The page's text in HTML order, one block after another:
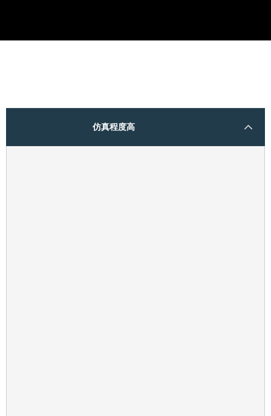
仿真程度高